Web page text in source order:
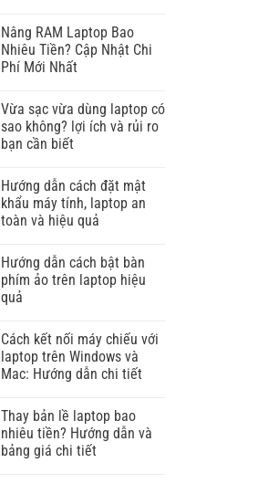
Nâng RAM Laptop Bao
Nhiêu Tiền? Cập Nhật Chi
Phí Mới Nhất
Vừa sạc vừa dùng laptop có
sao không? lợi ích và rủi ro
bạn cần biết
Hướng dẫn cách đặt mật
khẩu máy tính, laptop an
toàn và hiệu quả
Hướng dẫn cách bật bàn
phím ảo trên laptop hiệu
quả
Cách kết nối máy chiếu với
laptop trên Windows và
Mac: Hướng dẫn chi tiết
Thay bản lề laptop bao
nhiêu tiền? Hướng dẫn và
bảng giá chi tiết